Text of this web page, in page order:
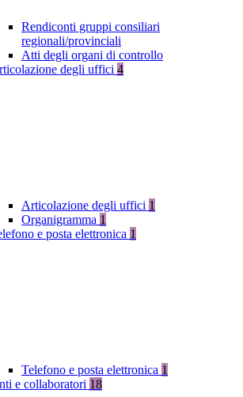
Rendiconti gruppi consiliari
regionali/provinciali
Atti degli organi di controllo
degli uffici 4
Articolazione degli uffici 1
Organigramma 1
e posta elettronica 1
Telefono e posta elettronica 1
e collaboratori 18